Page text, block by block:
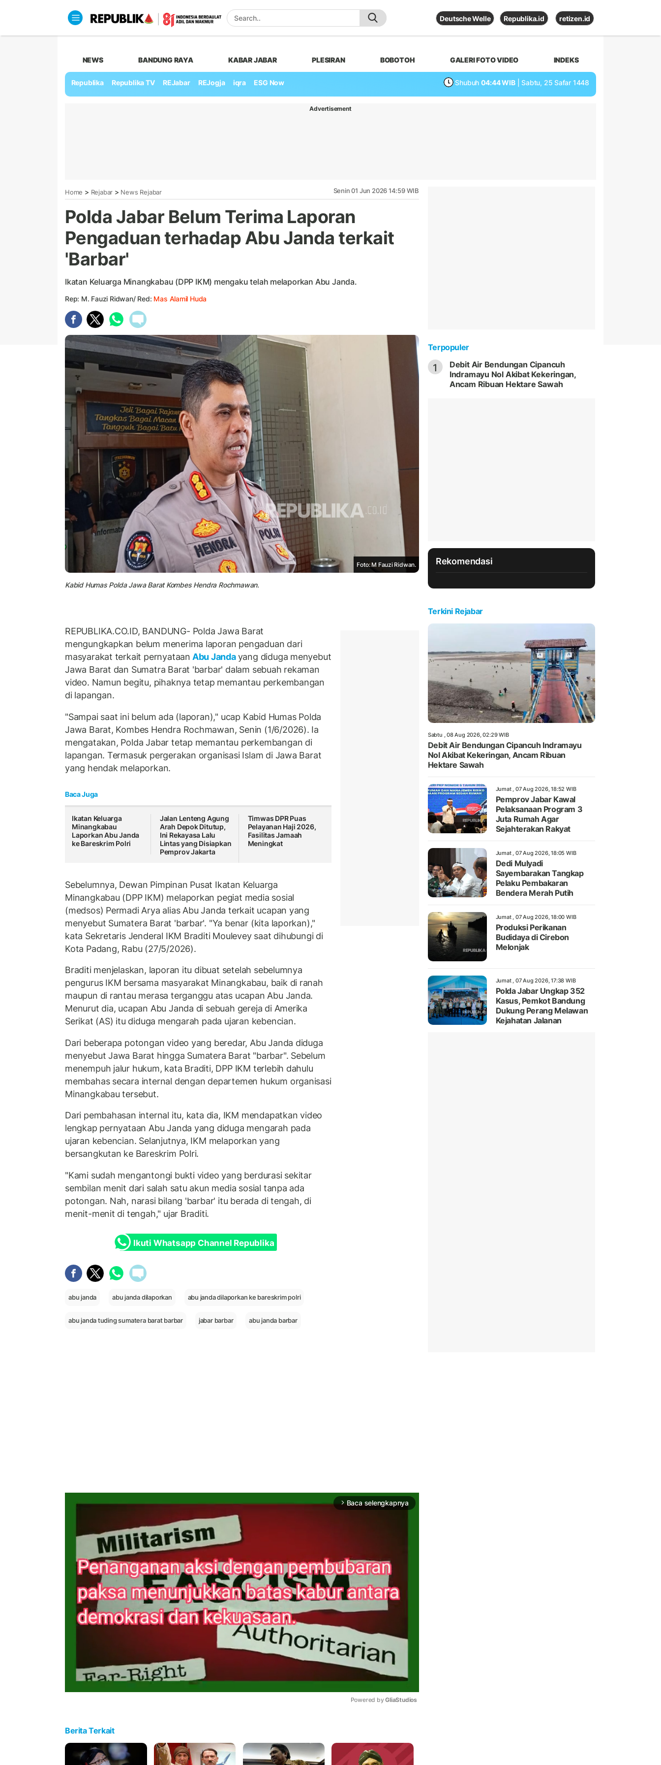
Deutsche Welle Republika.id retizen.id
NEWS BANDUNG RAYA KABAR JABAR PLESIRAN BOBOTOH GALERI FOTO VIDEO INDEKS
Republika Republika TV REJabar REJogja iqra ESG Now Shubuh 04:44 WIB | Sabtu, 25 Safar 1448
Advertisement
Home > Rejabar > News Rejabar Senin 01 Jun 2026 14:59 WIB
Polda Jabar Belum Terima Laporan
Pengaduan terhadap Abu Janda terkait
'Barbar'
Ikatan Keluarga Minangkabau (DPP IKM) mengaku telah melaporkan Abu Janda.
Rep: M. Fauzi Ridwan/ Red: Mas Alamil Huda
Foto: M Fauzi Ridwan.
Kabid Humas Polda Jawa Barat Kombes Hendra Rochmawan.
REPUBLIKA.CO.ID, BANDUNG- Polda Jawa Barat
mengungkapkan belum menerima laporan pengaduan dari
masyarakat terkait pernyataan Abu Jandayang diduga menyebut
Jawa Barat dan Sumatra Barat 'barbar' dalam sebuah rekaman
video. Namun begitu, pihaknya tetap memantau perkembangan
di lapangan.
"Sampai saat ini belum ada (laporan)," ucap Kabid Humas Polda
Jawa Barat, Kombes Hendra Rochmawan, Senin (1/6/2026). Ia
mengatakan, Polda Jabar tetap memantau perkembangan di
lapangan. Termasuk pergerakan organisasi Islam di Jawa Barat
yang hendak melaporkan.
Baca Juga
Ikatan Keluarga
Minangkabau
Laporkan Abu Janda
ke Bareskrim Polri
Jalan Lenteng Agung
Arah Depok Ditutup,
Ini Rekayasa Lalu
Lintas yang Disiapkan
Pemprov Jakarta
Timwas DPR Puas
Pelayanan Haji 2026,
Fasilitas Jamaah
Meningkat
Sebelumnya, Dewan Pimpinan Pusat Ikatan Keluarga
Minangkabau (DPP IKM) melaporkan pegiat media sosial
(medsos) Permadi Arya alias Abu Janda terkait ucapan yang
menyebut Sumatera Barat 'barbar'. "Ya benar (kita laporkan),"
kata Sekretaris Jenderal IKM Braditi Moulevey saat dihubungi di
Kota Padang, Rabu (27/5/2026).
Braditi menjelaskan, laporan itu dibuat setelah sebelumnya
pengurus IKM bersama masyarakat Minangkabau, baik di ranah
maupun di rantau merasa terganggu atas ucapan Abu Janda.
Menurut dia, ucapan Abu Janda di sebuah gereja di Amerika
Serikat (AS) itu diduga mengarah pada ujaran kebencian.
Dari beberapa potongan video yang beredar, Abu Janda diduga
menyebut Jawa Barat hingga Sumatera Barat "barbar". Sebelum
menempuh jalur hukum, kata Braditi, DPP IKM terlebih dahulu
membahas secara internal dengan departemen hukum organisasi
Minangkabau tersebut.
Dari pembahasan internal itu, kata dia, IKM mendapatkan video
lengkap pernyataan Abu Janda yang diduga mengarah pada
ujaran kebencian. Selanjutnya, IKM melaporkan yang
bersangkutan ke Bareskrim Polri.
"Kami sudah mengantongi bukti video yang berdurasi sekitar
sembilan menit dari salah satu akun media sosial tanpa ada
potongan. Nah, narasi bilang 'barbar' itu berada di tengah, di
menit-menit di tengah," ujar Braditi.
Ikuti Whatsapp Channel Republika
abu janda abu janda dilaporkan abu janda dilaporkan ke bareskrim polri
abu janda tuding sumatera barat barbar jabar barbar abu janda barbar
arrow_forward_ios Baca selengkapnya
Powered by GliaStudios
Berita Terkait
Terpopuler
1
Debit Air Bendungan Cipancuh
Indramayu Nol Akibat Kekeringan,
Ancam Ribuan Hektare Sawah
Rekomendasi
Terkini Rejabar
Sabtu , 08 Aug 2026, 02:29 WIB
Debit Air Bendungan Cipancuh Indramayu
Nol Akibat Kekeringan, Ancam Ribuan
Hektare Sawah
Jumat , 07 Aug 2026, 18:52 WIB
Pemprov Jabar Kawal
Pelaksanaan Program 3
Juta Rumah Agar
Sejahterakan Rakyat
Jumat , 07 Aug 2026, 18:05 WIB
Dedi Mulyadi
Sayembarakan Tangkap
Pelaku Pembakaran
Bendera Merah Putih
Jumat , 07 Aug 2026, 18:00 WIB
Produksi Perikanan
Budidaya di Cirebon
Melonjak
Jumat , 07 Aug 2026, 17:38 WIB
Polda Jabar Ungkap 352
Kasus, Pemkot Bandung
Dukung Perang Melawan
Kejahatan Jalanan